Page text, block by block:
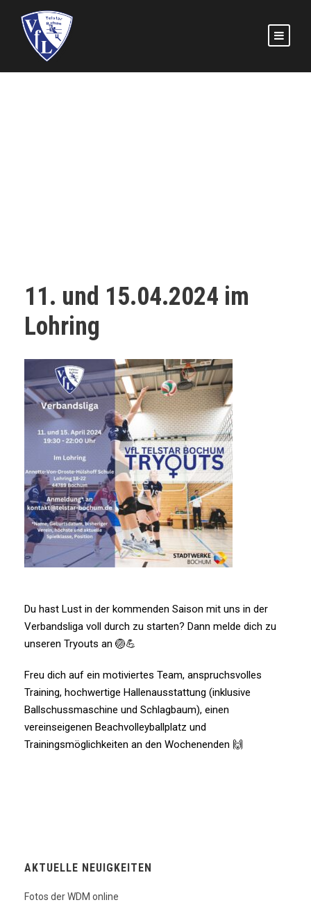
11. und 15.04.2024 im
Lohring
Du hast Lust in der kommenden Saison mit uns in der
Verbandsliga voll durch zu starten? Dann melde dich zu
unseren Tryouts an 🏐💪
Freu dich auf ein motiviertes Team, anspruchsvolles
Training, hochwertige Hallenausstattung (inklusive
Ballschussmaschine und Schlagbaum), einen
vereinseigenen Beachvolleyballplatz und
Trainingsmöglichkeiten an den Wochenenden 🙌
AKTUELLE NEUIGKEITEN
Fotos der WDM online